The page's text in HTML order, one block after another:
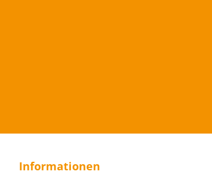
Informationen